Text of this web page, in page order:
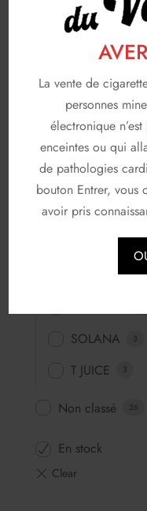
La vente de
personnes
électronique
enceintes ou qui
de pathologies
bouton Entrer, vous
avoir pris
Saveurs
Saveurs
Saveurs
Saveurs fun
Saveurs
FABRICANTS
A & L 19
18
SOLANA 3
T JUICE 3
Non classé 26
En stock